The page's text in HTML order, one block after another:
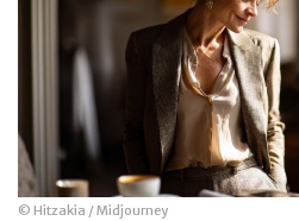
© Hitzakia / Midjourney